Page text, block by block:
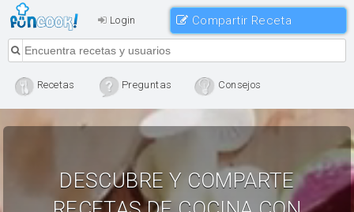
Login
Recetas Preguntas Consejos
DESCUBRE Y COMPARTE
Compartir Receta